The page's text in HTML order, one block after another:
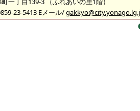
23-5413 Eメール/